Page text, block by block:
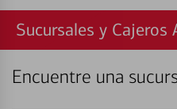
Sucursales y Cajeros
Encuentre una